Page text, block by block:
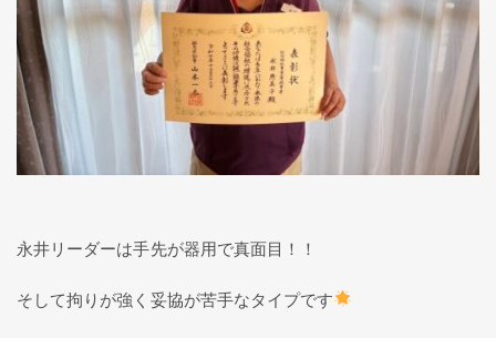
永井リーダーは手先が器用で真面目！！
そして拘りが強く妥協が苦手なタイプです